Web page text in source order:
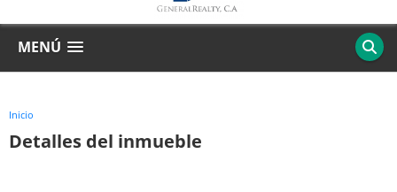
MENÚ
Inicio
Detalles del inmueble